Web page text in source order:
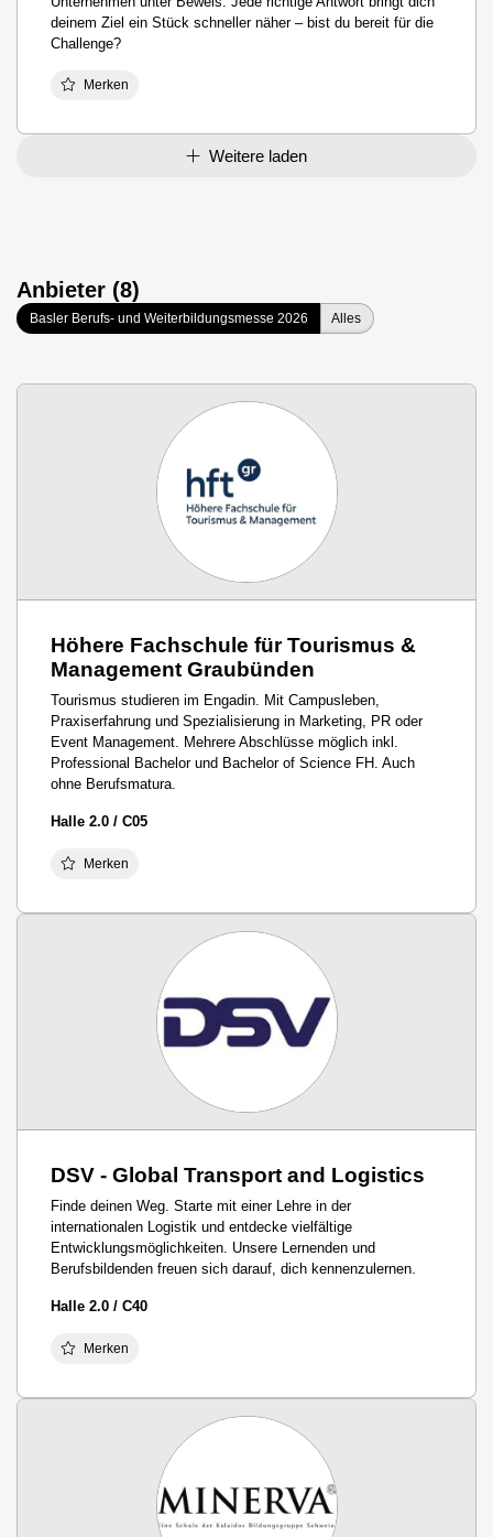
deinem Ziel ein Stück schneller näher – bist du bereit für die
Challenge?
Merken
Weitere laden
Anbieter (8)
Basler Berufs- und Weiterbildungsmesse 2026 Alles
Höhere Fachschule für Tourismus &
Management Graubünden
Tourismus studieren im Engadin. Mit Campusleben,
Praxiserfahrung und Spezialisierung in Marketing, PR oder
Event Management. Mehrere Abschlüsse möglich inkl.
Professional Bachelor und Bachelor of Science FH. Auch
ohne Berufsmatura.
Halle 2.0 / C05
Merken
DSV - Global Transport and Logistics
Finde deinen Weg. Starte mit einer Lehre in der
internationalen Logistik und entdecke vielfältige
Entwicklungsmöglichkeiten. Unsere Lernenden und
Berufsbildenden freuen sich darauf, dich kennenzulernen.
Halle 2.0 / C40
Merken